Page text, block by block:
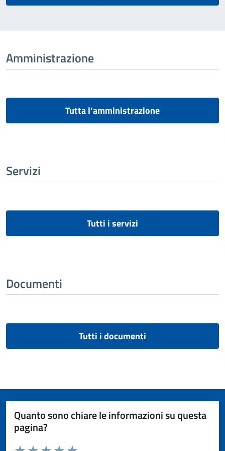
Amministrazione
Tutta l’amministrazione
Servizi
Tutti i servizi
Documenti
Tutti i documenti
Quanto sono chiare le informazioni su questa
pagina?
Valuta da 1 a 5 stelle la pagina